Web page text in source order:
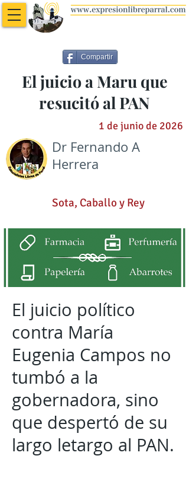
Compartir
El juicio a Maru que
resucitó al PAN
1 de junio de 2026
Dr Fernando A
Herrera
Sota, Caballo y Rey
El juicio político
contra María
Eugenia Campos no
tumbó a la
gobernadora, sino
que despertó de su
largo letargo al PAN.